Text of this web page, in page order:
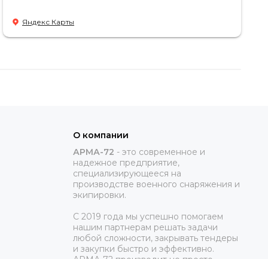
Яндекс Карты
О компании
АРМА-72 - это современное и
надежное предприятие,
специализирующееся на
производстве военного снаряжения и
экипировки.
С 2019 года мы успешно помогаем
нашим партнерам решать задачи
любой сложности, закрывать тендеры
и закупки быстро и эффективно.